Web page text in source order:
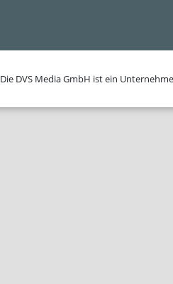
Die DVS Media GmbH ist ein